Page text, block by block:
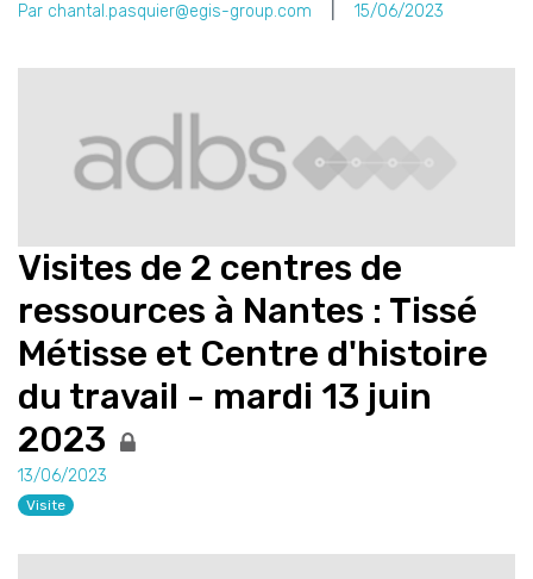
Par chantal.pasquier@egis-group.com 15/06/2023
Visites de 2 centres de
ressources à Nantes : Tissé
Métisse et Centre d'histoire
du travail - mardi 13 juin
2023
13/06/2023
Visite